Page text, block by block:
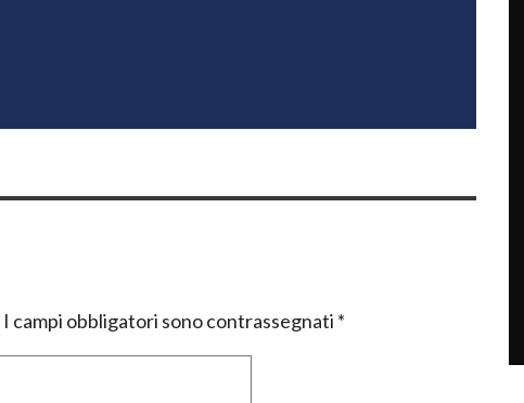
I campi obbligatori sono contrassegnati *